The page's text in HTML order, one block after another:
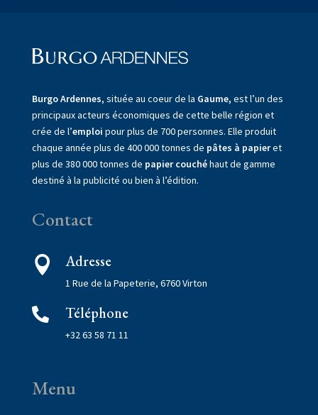
Burgo Ardennes, située au coeur de la Gaume, est l’un des
principaux acteurs économiques de cette belle région et
crée de l’emploi pour plus de 700 personnes. Elle produit
chaque année plus de 400 000 tonnes de pâtes à papieret
plus de 380 000 tonnes de papier couchéhaut de gamme
destiné à la publicité ou bien à l’édition.
Contact
 Adresse
1 Rue de la Papeterie, 6760 Virton
 Téléphone
+32 63 58 71 11
Menu